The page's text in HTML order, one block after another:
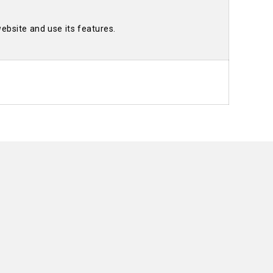
and use its features.